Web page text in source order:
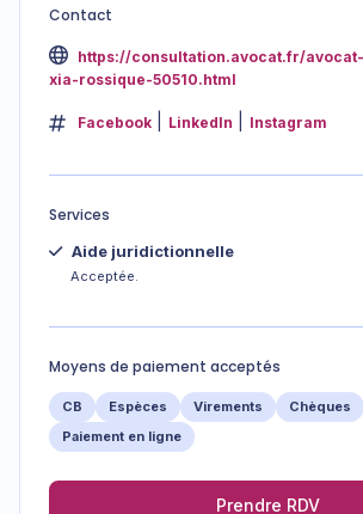
Contact
https://consultation.avocat.fr/
xia-rossique-50510.html
Facebook LinkedIn Instagram
Services
Aide juridictionnelle
Acceptée.
Moyens de paiement acceptés
CB Espèces Virements
Chèques
Paiement en ligne
Prendre RDV